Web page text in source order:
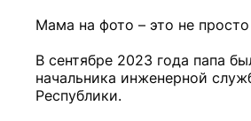
Мама на фото – это не
В сентябре 2023 года папа
начальника инженерной
Республики.